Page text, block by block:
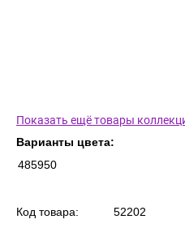
Показать ещё товары
Варианты цвета:
485950
Код товара: 52202